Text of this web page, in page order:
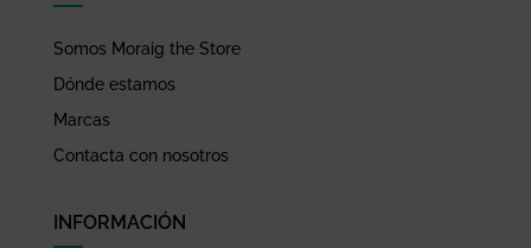
Somos Moraig the Store
Dónde estamos
Marcas
Contacta con nosotros
INFORMACIÓN